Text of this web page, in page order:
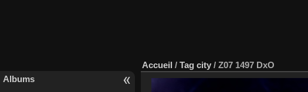
Albums
Accueil / Tag city / Z07 1497 DxO